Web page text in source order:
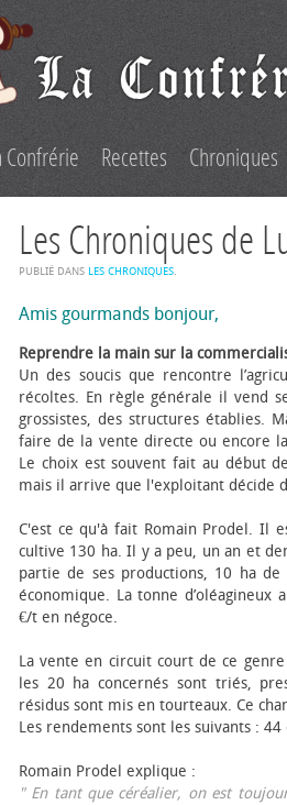
Confrérie Recettes Chroniques
Les Chroniques de
PUBLIÉ DANS LES CHRONIQUES.
Amis gourmands bonjour,
Reprendre la main sur la
Un des soucis que rencontre
récoltes. En règle générale il vend
grossistes, des structures établies.
faire de la vente directe ou encore
Le choix est souvent fait au début
mais il arrive que l'exploitant décide
C'est ce qu'à fait Romain Prodel. Il
cultive 130 ha. Il y a peu, un an et
partie de ses productions, 10 ha
économique. La tonne
€/t en négoce.
La vente en circuit court de ce
les 20 ha concernés sont triés,
résidus sont mis en tourteaux. Ce
Les rendements sont les suivants :
Romain Prodel explique :
" En tant que céréalier, on est